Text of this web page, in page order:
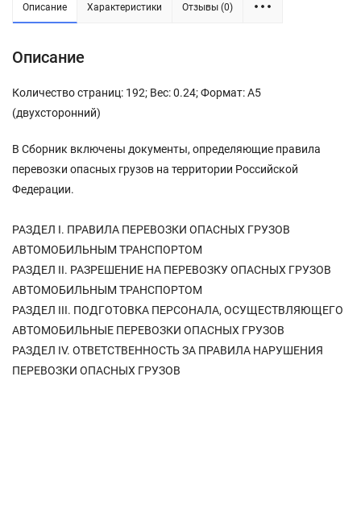
Описание Характеристики Отзывы (0)
Описание
Количество страниц: 192; Вес: 0.24; Формат: А5
(двухсторонний)
В Сборник включены документы, определяющие правила
перевозки опасных грузов на территории Российской
Федерации.
РАЗДЕЛ I. ПРАВИЛА ПЕРЕВОЗКИ ОПАСНЫХ ГРУЗОВ
АВТОМОБИЛЬНЫМ ТРАНСПОРТОМ
РАЗДЕЛ II. РАЗРЕШЕНИЕ НА ПЕРЕВОЗКУ ОПАСНЫХ ГРУЗОВ
АВТОМОБИЛЬНЫМ ТРАНСПОРТОМ
РАЗДЕЛ III. ПОДГОТОВКА ПЕРСОНАЛА, ОСУЩЕСТВЛЯЮЩЕГО
АВТОМОБИЛЬНЫЕ ПЕРЕВОЗКИ ОПАСНЫХ ГРУЗОВ
РАЗДЕЛ IV. ОТВЕТСТВЕННОСТЬ ЗА ПРАВИЛА НАРУШЕНИЯ
ПЕРЕВОЗКИ ОПАСНЫХ ГРУЗОВ